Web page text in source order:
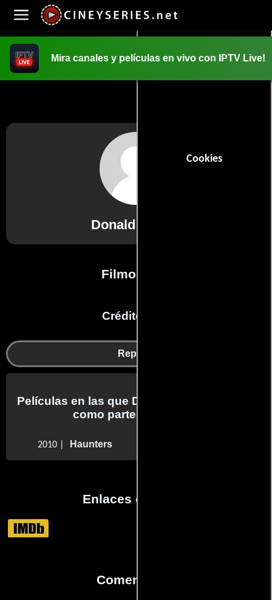
Cookies
Mira canales y películas en vivo con IPTV Live!
Donald Julson
Filmografía
Créditos en:
Reparto
Películas en las que Donald Julson trabajo
como parte del reparto
2010 | Haunters
Enlaces externos
Comentarios